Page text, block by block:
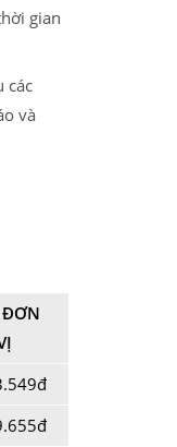
gian
các
và
ĐƠN